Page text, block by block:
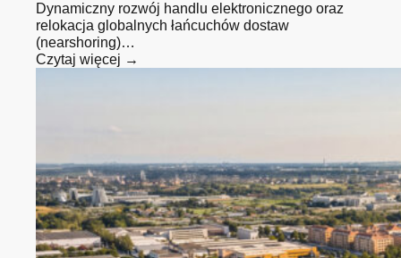
Dynamiczny rozwój handlu elektronicznego oraz
relokacja globalnych łańcuchów dostaw
(nearshoring)…
Czytaj więcej →